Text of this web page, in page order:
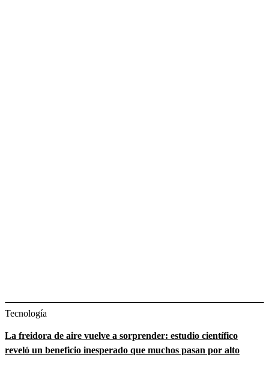
Tecnología
La freidora de aire vuelve a sorprender: estudio científico
reveló un beneficio inesperado que muchos pasan por alto